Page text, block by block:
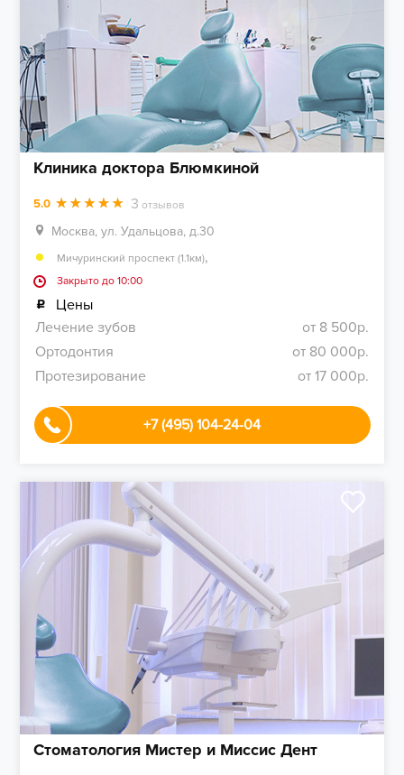
Клиника доктора Блюмкиной
5.0 3 отзывов
Москва, ул. Удальцова, д.30
Мичуринский проспект (1.1км),
Закрыто до 10:00
Цены
Лечение зубов
от 8 500р.
Ортодонтия
от 80 000р.
Протезирование
от 17 000р.
+7 (495) 104-24-04
Стоматология Мистер и Миссис Дент